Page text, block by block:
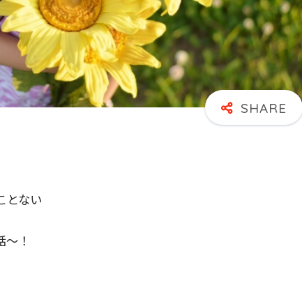
とない
～！